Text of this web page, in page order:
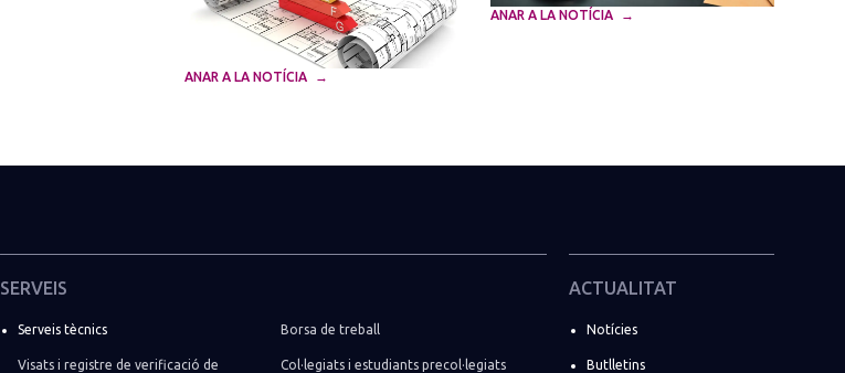
ANAR A LA NOTÍCIA
ANAR A LA NOTÍCIA
SERVEIS
Serveis tècnics
Visats i registre de verificació de
Borsa de treball
Col·legiats i estudiants precol·legiats
ACTUALITAT
Notícies
Butlletins